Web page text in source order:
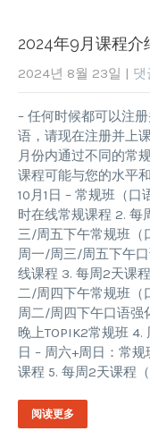
2024年9月课程介
2024년 8월 23일 | 댓
– 任何时候都可以注
语，请现在注册并上
月份内通过不同的常
课程可能与您的水平
10月1日 – 常规班（
时在线常规课程 2. 每
三/周五下午常规班（
周一/周三/周五下午
线课程 3. 每周2天课
二/周四下午常规班（
周二/周四下午口语强
晚上TOPIK2常规班
日 – 周六+周日：常
课程 5. 每周2天课程
阅读更多